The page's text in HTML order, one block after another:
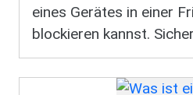
eines Gerätes in einer
blockieren kannst.